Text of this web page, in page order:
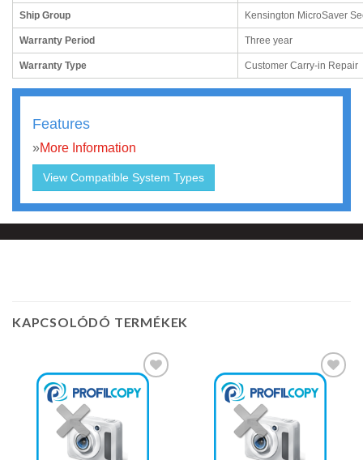
Ship Group Kensington MicroSaver
Warranty Period Three year
Warranty Type Customer Carry-in Repair
Features
»More Information
View Compatible System Types
KAPCSOLÓDÓ TERMÉKEK
Kedvencekhez Kedvencekhez